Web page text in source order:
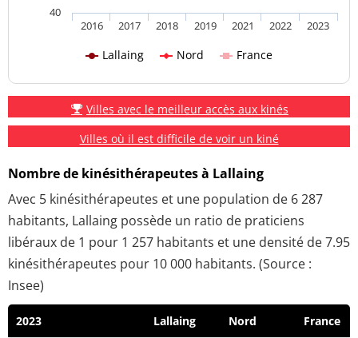
Lallaing Nord France
2016 2017 2018 2019 2021 2022 2023
40
Villes avec le meilleur accès aux kinés
Villes où il est difficile de voir un kiné
Nombre de kinésithérapeutes à Lallaing
Avec 5 kinésithérapeutes et une population de 6 287
habitants, Lallaing possède un ratio de praticiens
libéraux de 1 pour 1 257 habitants et une densité de 7.95
kinésithérapeutes pour 10 000 habitants. (Source :
Insee)
2023 Lallaing Nord France